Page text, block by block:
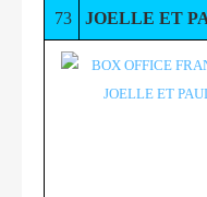
73 JOELLE ET